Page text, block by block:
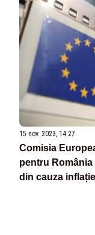
15 nov. 2023, 14:27
Comisia
pentru România
din cauza